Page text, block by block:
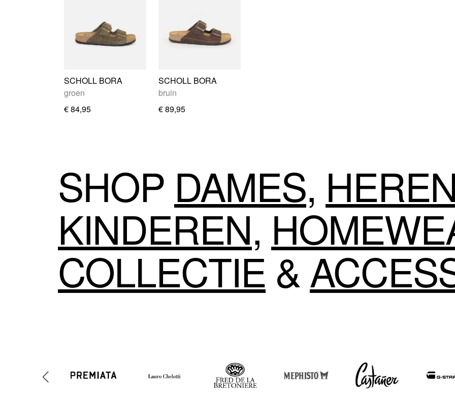
SCHOLL BORA
groen
€ 84,95
SCHOLL BORA
bruin
€ 89,95
SHOP DAMES, HEREN
KINDEREN,
COLLECTIE &